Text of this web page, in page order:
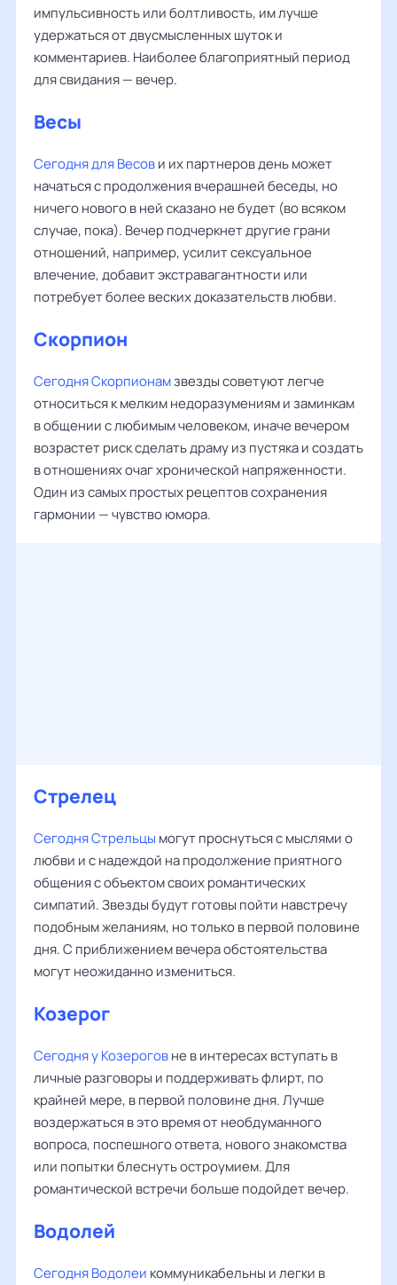
импульсивность или болтливость, им лучше
удержаться от двусмысленных шуток и
комментариев. Наиболее благоприятный период
для свидания — вечер.
Весы
Сегодня для Весови их партнеров день может
начаться с продолжения вчерашней беседы, но
ничего нового в ней сказано не будет (во всяком
случае, пока). Вечер подчеркнет другие грани
отношений, например, усилит сексуальное
влечение, добавит экстравагантности или
потребует более веских доказательств любви.
Скорпион
Сегодня Скорпионамзвезды советуют легче
относиться к мелким недоразумениям и заминкам
в общении с любимым человеком, иначе вечером
возрастет риск сделать драму из пустяка и создать
в отношениях очаг хронической напряженности.
Один из самых простых рецептов сохранения
гармонии — чувство юмора.
Стрелец
Сегодня Стрельцы могут проснуться с мыслями о
любви и с надеждой на продолжение приятного
общения с объектом своих романтических
симпатий. Звезды будут готовы пойти навстречу
подобным желаниям, но только в первой половине
дня. С приближением вечера обстоятельства
могут неожиданно измениться.
Козерог
Сегодня у Козероговне в интересах вступать в
личные разговоры и поддерживать флирт, по
крайней мере, в первой половине дня. Лучше
воздержаться в это время от необдуманного
вопроса, поспешного ответа, нового знакомства
или попытки блеснуть остроумием. Для
романтической встречи больше подойдет вечер.
Водолей
Сегодня Водолеи коммуникабельны и легки в